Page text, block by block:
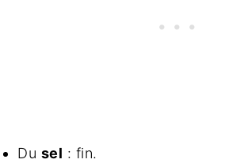
Du sel : fin.